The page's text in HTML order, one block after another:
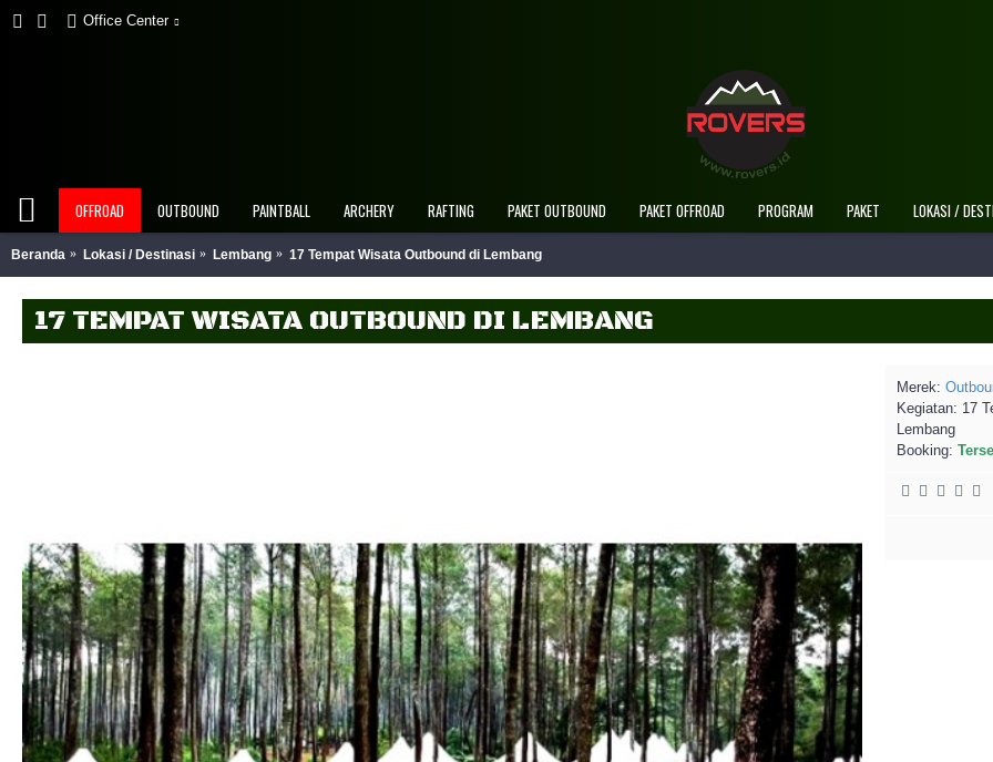
Office Center Selamat Datang Di Website Resmi Rovers
OFFROAD OUTBOUND PAINTBALL ARCHERY RAFTING PAKET OUTBOUND PAKET OFFROAD PROGRAM PAKET LOKASI /
Beranda Lokasi / Destinasi Lembang 17 Tempat Wisata Outbound di Lembang
17 TEMPAT WISATA OUTBOUND DI LEMBANG
Merek:
Kegiatan: 17
Lembang
Booking: